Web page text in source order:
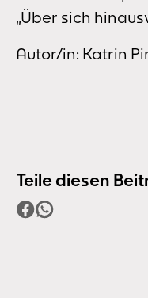
„Über sich
Autor/in: Katrin
Teile diesen